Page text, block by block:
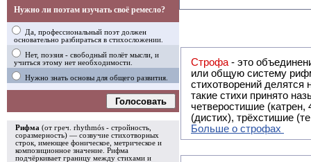
Нужно ли поэтам изучать своё ремесло?
Да, профессиональный поэт должен
основательно разбираться в стихосложении.
Нет, поэзия - свободный полёт мысли, и
учиться этому нет необходимости.
Нужно знать основы для общего развития.
Голосовать
Рифма (от греч. rhythmós - стройность,
соразмерность) — созвучие стихотворных
строк, имеющее фоническое, метрическое и
композиционное значение. Рифма
подчёркивает границу между стихами и
Строфа - это объединение двух
или общую систему рифм, и регулярно или периодически
стихотворений делятся на строфы и т.о. являются строфическими.
такие стихи принято называть астрофическими. Самая популярная строфа в русской поэзии -
четверостишие
(дистих), трёхстишие
Больше о строфах